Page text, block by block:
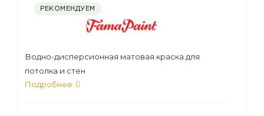
РЕКОМЕНДУЕМ
Водно-дисперсионная матовая краска для
потолка и стен
Подробнее